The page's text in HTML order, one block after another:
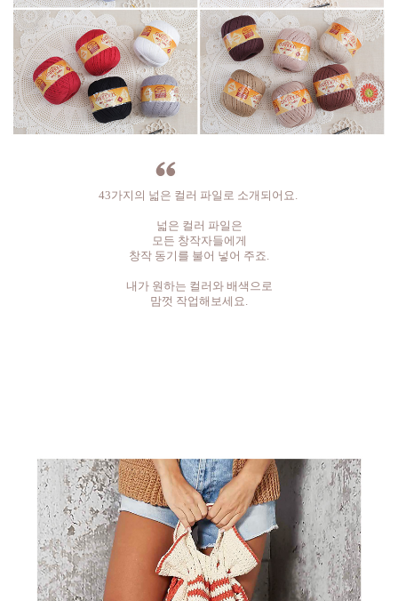
43가지의 넓은 컬러 파일로 소개되어요.
넓은 컬러 파일은
모든 창작자들에게
창작 동기를 불어 넣어 주죠.
내가 원하는 컬러와 배색으로
맘껏 작업해보세요.